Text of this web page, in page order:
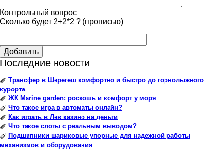
Контрольный вопрос
Сколько будет 2+2*2 ? (прописью)
Добавить
Последние новости
✐ Трансфер в Шерегеш комфортно и быстро до горнолыжного
курорта
✐ ЖК Marine garden: роскошь и комфорт у моря
✐ Что такое игра в автоматы онлайн?
✐ Как играть в Лев казино на деньги
✐ Что такое слоты с реальным выводом?
✐ Подшипники шариковые упорные для надежной работы
механизмов и оборудования